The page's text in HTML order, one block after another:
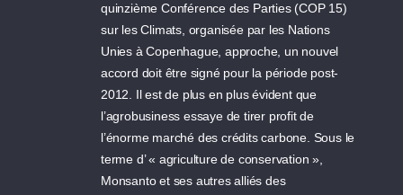
quinzième Conférence des Parties (COP 15)
sur les Climats, organisée par les Nations
Unies à Copenhague, approche, un nouvel
accord doit être signé pour la période post-
2012. Il est de plus en plus évident que
l’agrobusiness essaye de tirer profit de
l’énorme marché des crédits carbone. Sous le
terme d’ « agriculture de conservation »,
Monsanto et ses autres alliés des